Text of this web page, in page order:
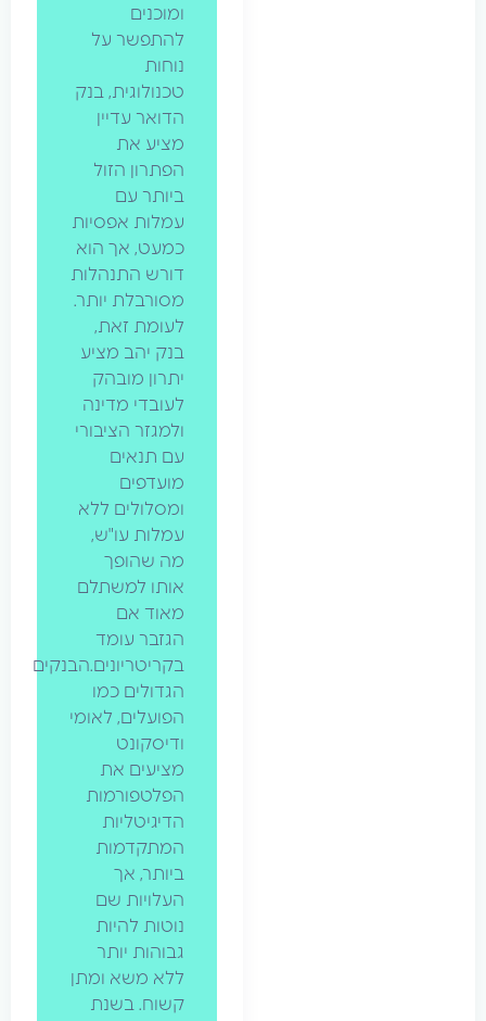
ומוכנים
להתפשר על
נוחות
טכנולוגית, בנק
הדואר עדיין
מציע את
הפתרון הזול
ביותר עם
עמלות אפסיות
כמעט, אך הוא
דורש התנהלות
מסורבלת יותר.
לעומת זאת,
בנק יהב מציע
יתרון מובהק
לעובדי מדינה
ולמגזר הציבורי
עם תנאים
מועדפים
ומסלולים ללא
עמלות עו"ש,
מה שהופך
אותו למשתלם
מאוד אם
הגזבר עומד
בקריטריונים.הבנקים
הגדולים כמו
הפועלים, לאומי
ודיסקונט
מציעים את
הפלטפורמות
הדיגיטליות
המתקדמות
ביותר, אך
העלויות שם
נוטות להיות
גבוהות יותר
ללא משא ומתן
קשוח. בשנת